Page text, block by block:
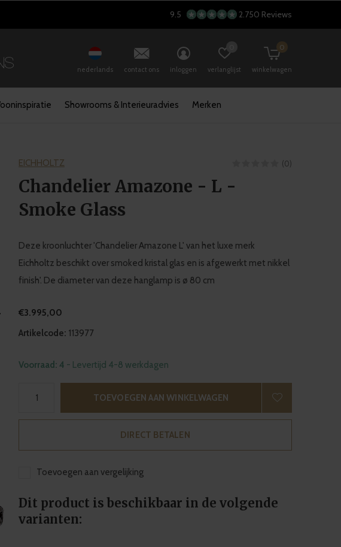
Showrooms & Interieuradvies Merken
nederlands contact ons inloggen verlanglijst winkelwagen
0
9.5 2.750 Reviews
EICHHOLTZ (0)
Chandelier Amazone - L -
Smoke Glass
Deze kroonluchter 'Chandelier Amazone L' van het luxe merk
Eichholtz beschikt over smoked kristal glas en is afgewerkt met nikkel
finish'. De diameter van deze hanglamp is ø 80 cm
€3.995,00
Artikelcode: 113977
Voorraad: 4 - Levertijd 4-8 werkdagen
TOEVOEGEN AAN WINKELWAGEN
DIRECT BETALEN
Toevoegen aan vergelijking
Dit product is beschikbaar in de volgende
varianten: